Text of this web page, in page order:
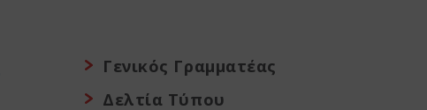
Γενικός Γραμματέας
Δελτία Τύπου